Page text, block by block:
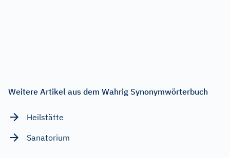
Weitere Artikel aus dem Wahrig Synonymwörterbuch
Heilstätte
Sanatorium